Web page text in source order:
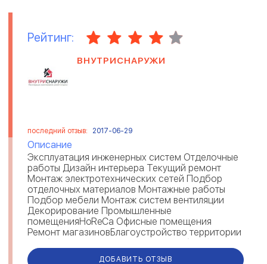
Рейтинг:
ВНУТРИСНАРУЖИ
последний отзыв: 2017-06-29
Описание
Эксплуатация инженерных систем Отделочные
работы Дизайн интерьера Текущий ремонт
Монтаж электротехнических сетей Подбор
отделочных материалов Монтажные работы
Подбор мебели Монтаж систем вентиляции
Декорирование Промышленные
помещенияHoReCa Офисные помещения
Ремонт магазиновБлагоустройство территории
Слаботочные системы Монтаж слаботочных
систем Пожарная сигна...
ДОБАВИТЬ ОТЗЫВ